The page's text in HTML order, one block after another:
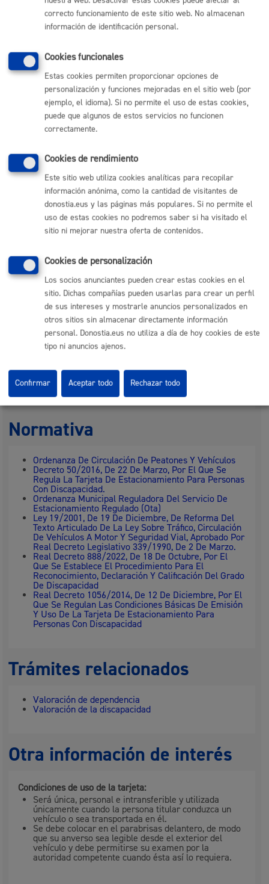
Cantidad a abonar
Plazo de resolución y sentido
del silencio
Sentido del silencio:Positivo
Siempre dependiendo de otras administraciones
Pasos del procedimiento
Subsanación de documentación, en su caso.
Revisión de condiciones.
Preparar la tarjeta: Imprimir y pegar foto
La persona interesada tiene que ir personalmente a
firmar la tarjeta y se le entrega junto con las
condiciones de uso.
Responsable de la tramitación
Departamento:Dirección de Movilidad
Normativa
Ordenanza De Circulación De Peatones Y Vehículos
Decreto 50/2016, De 22 De Marzo, Por El Que Se
Regula La Tarjeta De Estacionamiento Para Personas
Con Discapacidad.
Ordenanza Municipal Reguladora Del Servicio De
Estacionamiento Regulado (Ota)
Ley 19/2001, De 19 De Diciembre, De Reforma Del
Texto Articulado De La Ley Sobre Tráfico, Circulación
De Vehículos A Motor Y Seguridad Vial, Aprobado Por
Real Decreto Legislativo 339/1990, De 2 De Marzo.
Real Decreto 888/2022, De 18 De Octubre, Por El
Que Se Establece El Procedimiento Para El
Reconocimiento, Declaración Y Calificación Del Grado
De Discapacidad
Real Decreto 1056/2014, De 12 De Diciembre, Por El
Que Se Regulan Las Condiciones Básicas De Emisión
Y Uso De La Tarjeta De Estacionamiento Para
Personas Con Discapacidad
Trámites relacionados
Valoración de dependencia
Valoración de la discapacidad
Otra información de interés
Condiciones de uso de la tarjeta:
Será única, personal e intransferible y utilizada
únicamente cuando la persona titular conduzca un
vehículo o sea transportada en él.
Se debe colocar en el parabrisas delantero, de modo
que su anverso sea legible desde el exterior del
vehículo y debe permitirse su examen por la
autoridad competente cuando ésta así lo requiera.
correcto funcionamiento de este sitio web. No almacenan
información de identificación personal.
Cookies funcionales
Estas cookies permiten proporcionar opciones de
personalización y funciones mejoradas en el sitio web (por
ejemplo, el idioma). Si no permite el uso de estas cookies,
puede que algunos de estos servicios no funcionen
correctamente.
Cookies de rendimiento
Este sitio web utiliza cookies analíticas para recopilar
información anónima, como la cantidad de visitantes de
donostia.eus y las páginas más populares. Si no permite el
uso de estas cookies no podremos saber si ha visitado el
sitio ni mejorar nuestra oferta de contenidos.
Cookies de personalización
Los socios anunciantes pueden crear estas cookies en el
sitio. Dichas compañías pueden usarlas para crear un perfil
de sus intereses y mostrarle anuncios personalizados en
otros sitios sin almacenar directamente información
personal. Donostia.eus no utiliza a día de hoy cookies de este
tipo ni anuncios ajenos.
Rechazar todo
Confirmar Aceptar todo